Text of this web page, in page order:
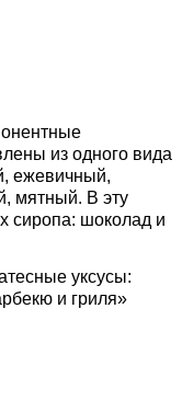
из одного вида
ежевичный,
мятный. В эту
сиропа: шоколад и
уксусы:
и гриля»